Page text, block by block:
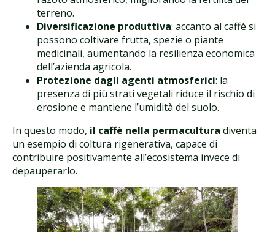
terreno.
Diversificazione produttiva: accanto al caffè si
possono coltivare frutta, spezie o piante
medicinali, aumentando la resilienza economica
dell’azienda agricola.
Protezione dagli agenti atmosferici: la
presenza di più strati vegetali riduce il rischio di
erosione e mantiene l’umidità del suolo.
In questo modo, il caffè nella permacultura diventa
un esempio di coltura rigenerativa, capace di
contribuire positivamente all’ecosistema invece di
depauperarlo.